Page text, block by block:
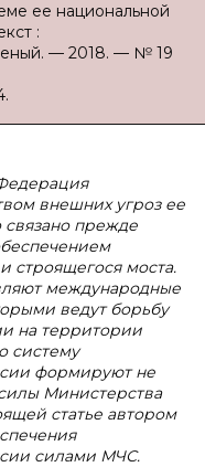
ее национальной
:
— 2018. — № 19
внешних угроз ее
связано прежде
строящегося моста.
международные
ведут борьбу
на территории
систему
формируют не
Министерства
статье автором
силами МЧС.